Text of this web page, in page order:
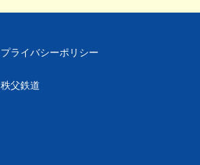
プライバシーポリシー
秩父鉄道